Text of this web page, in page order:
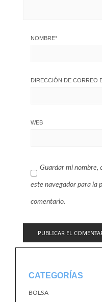
NOMBRE*
DIRECCIÓN DE CORREO
WEB
Guardar mi nombre,
este navegador para la
comentario.
CATEGORÍAS
BOLSA